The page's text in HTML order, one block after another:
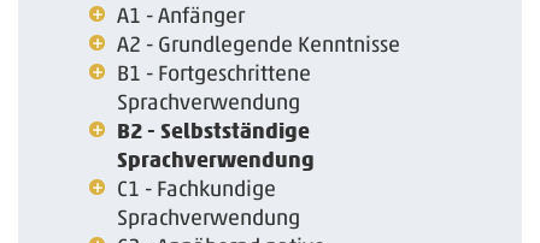
A1 - Anfänger
A2 - Grundlegende Kenntnisse
B1 - Fortgeschrittene
Sprachverwendung
B2 - Selbstständige
Sprachverwendung
C1 - Fachkundige
Sprachverwendung